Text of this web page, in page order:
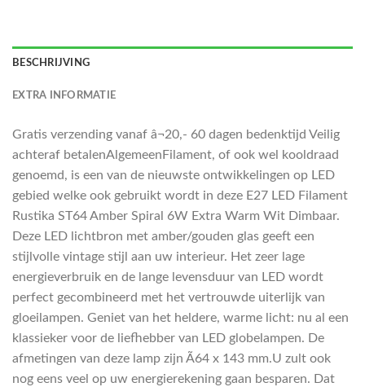
BESCHRIJVING
EXTRA INFORMATIE
Gratis verzending vanaf â¬20,- 60 dagen bedenktijd Veilig
achteraf betalenAlgemeenFilament, of ook wel kooldraad
genoemd, is een van de nieuwste ontwikkelingen op LED
gebied welke ook gebruikt wordt in deze E27 LED Filament
Rustika ST64 Amber Spiral 6W Extra Warm Wit Dimbaar.
Deze LED lichtbron met amber/gouden glas geeft een
stijlvolle vintage stijl aan uw interieur. Het zeer lage
energieverbruik en de lange levensduur van LED wordt
perfect gecombineerd met het vertrouwde uiterlijk van
gloeilampen. Geniet van het heldere, warme licht: nu al een
klassieker voor de liefhebber van LED globelampen. De
afmetingen van deze lamp zijn Ã64 x 143 mm.U zult ook
nog eens veel op uw energierekening gaan besparen. Dat